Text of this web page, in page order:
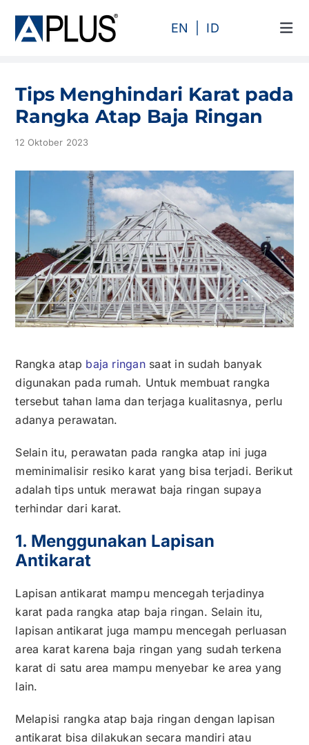
content
EN ID
Area
Kategori
Profil
Artikel
Kontak
Karir
Tips Menghindari Karat pada
Rangka Atap Baja Ringan
12 Oktober 2023
Rangka atap baja ringansaat in sudah banyak
digunakan pada rumah. Untuk membuat rangka
tersebut tahan lama dan terjaga kualitasnya, perlu
adanya perawatan.
Selain itu, perawatan pada rangka atap ini juga
meminimalisir resiko karat yang bisa terjadi. Berikut
adalah tips untuk merawat baja ringan supaya
terhindar dari karat.
1. Menggunakan Lapisan
Antikarat
Lapisan antikarat mampu mencegah terjadinya
karat pada rangka atap baja ringan. Selain itu,
lapisan antikarat juga mampu mencegah perluasan
area karat karena baja ringan yang sudah terkena
karat di satu area mampu menyebar ke area yang
lain.
Melapisi rangka atap baja ringan dengan lapisan
antikarat bisa dilakukan secara mandiri atau